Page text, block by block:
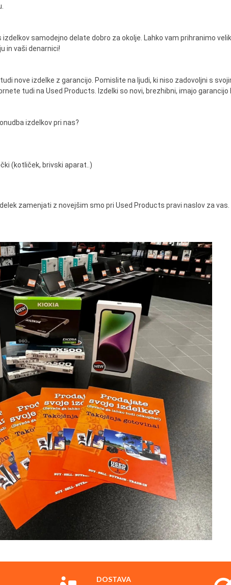
samodejno delate dobro za okolje. Lahko vam prihranimo
in vaši denarnici!
nove izdelke z garancijo. Pomislite na ljudi, ki niso zadovoljni s
tudi na Used Products. Izdelki so novi, brezhibni, imajo
izdelkov pri nas?
(kotliček, brivski aparat..)
zamenjati z novejšim smo pri Used Products pravi naslov za vas.
DOSTAVA